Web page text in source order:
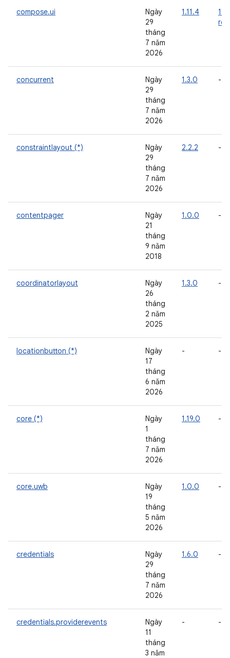
compose.ui
Ngày
29
tháng
7 năm
2026
1.11.4
concurrent
Ngày
29
tháng
7 năm
2026
1.3.0 -
constraintlayout (*)
Ngày
29
tháng
7 năm
2026
2.2.2 -
contentpager
Ngày
21
tháng
9 năm
2018
1.0.0 -
coordinatorlayout
Ngày
26
tháng
2 năm
2025
1.3.0 -
locationbutton (*)
Ngày
17
tháng
6 năm
2026
- -
core (*)
Ngày
1
tháng
7 năm
2026
1.19.0 -
core.uwb
Ngày
19
tháng
5 năm
2026
1.0.0 -
credentials
Ngày
29
tháng
7 năm
2026
1.6.0 -
credentials.providerevents
Ngày
11
tháng
3 năm
- -